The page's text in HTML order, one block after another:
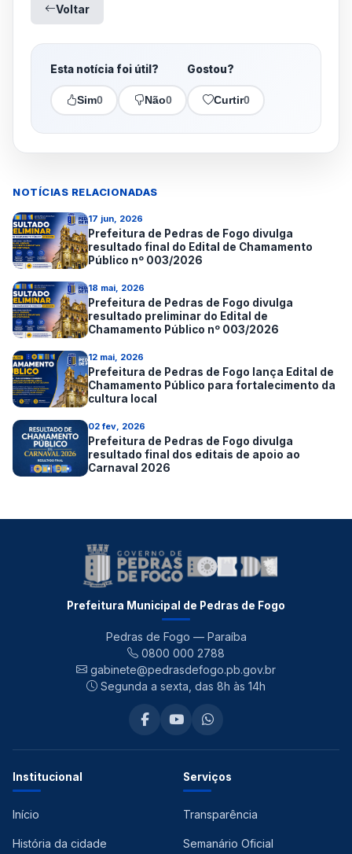
Voltar
Esta notícia foi útil?
Sim0 Não0
Gostou?
Curtir0
NOTÍCIAS RELACIONADAS
17 jun, 2026
Prefeitura de Pedras de Fogo divulga
resultado final do Edital de Chamamento
Público nº 003/2026
18 mai, 2026
Prefeitura de Pedras de Fogo divulga
resultado preliminar do Edital de
Chamamento Público nº 003/2026
12 mai, 2026
Prefeitura de Pedras de Fogo lança Edital de
Chamamento Público para fortalecimento da
cultura local
02 fev, 2026
Prefeitura de Pedras de Fogo divulga
resultado final dos editais de apoio ao
Carnaval 2026
Prefeitura Municipal de Pedras de Fogo
Pedras de Fogo — Paraíba
0800 000 2788
gabinete@pedrasdefogo.pb.gov.br
Segunda a sexta, das 8h às 14h
Institucional
Início
História da cidade
Serviços
Transparência
Semanário Oficial